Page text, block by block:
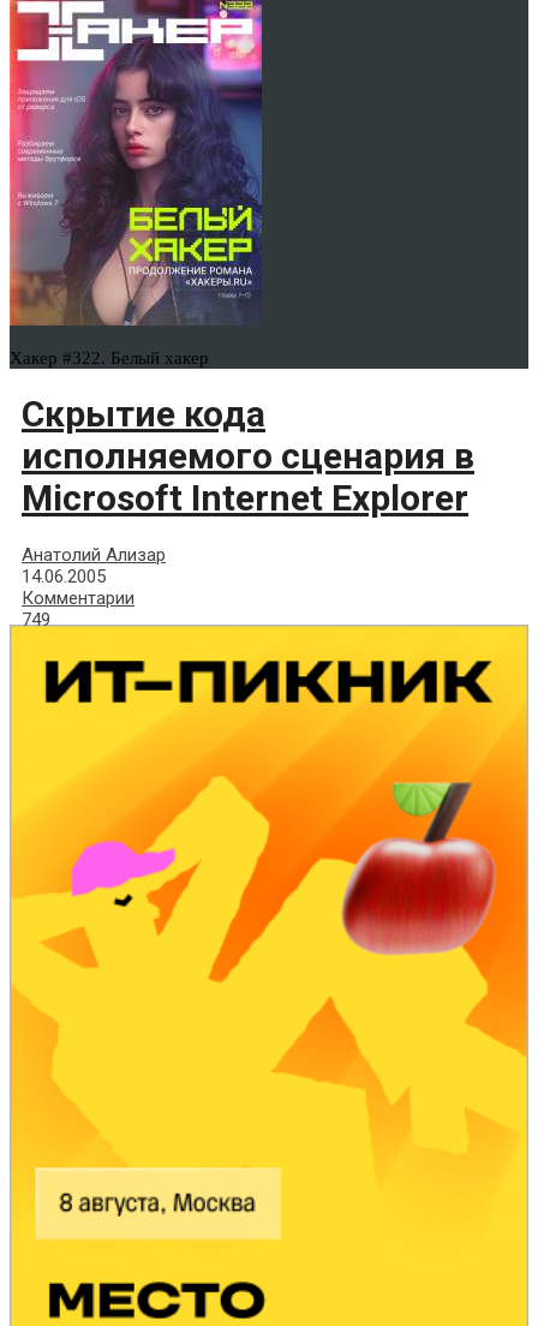
Хакер #322. Белый хакер
Скрытие кода
исполняемого сценария в
Microsoft Internet Explorer
Анатолий Ализар
14.06.2005
Комментарии
749